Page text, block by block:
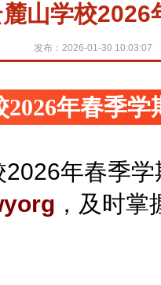
山学校2026
发布：2026-01-30 10:03:07
2026年春季
年春季学
， 及时掌